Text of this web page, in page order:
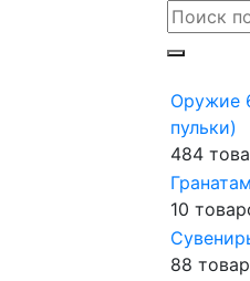
Оружие
пульки)
484
10
88